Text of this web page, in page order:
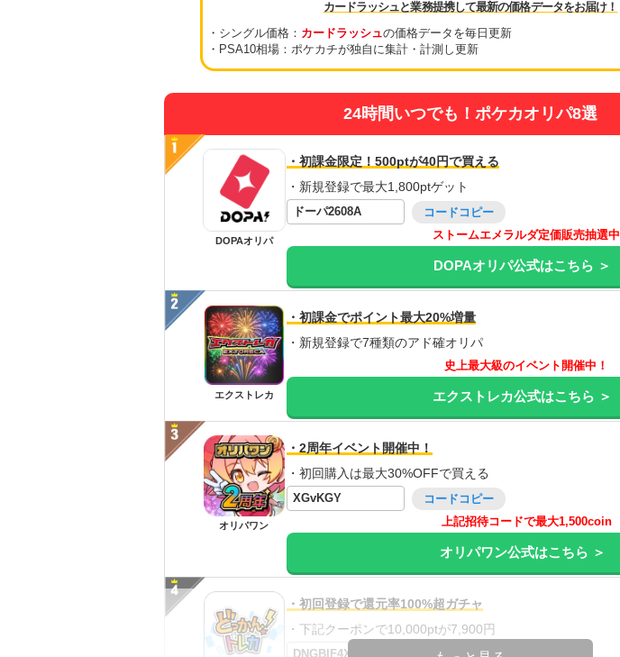
カードラッシュと業務提携して最新の価格データをお届け！
・シングル価格： カードラッシュの価格データを毎日更新
・PSA10相場：ポケカチが独自に集計・計測し更新
24時間いつでも！ポケカオリパ8選
DOPAオリパ
・初課金限定！500ptが40円で買える
・新規登録で最大1,800ptゲット
ドーパ2608A
コードコピー
ストームエメラルダ定価販売抽選中
DOPAオリパ公式はこちら ＞
エクストレカ
・初課金でポイント最大20%増量
・新規登録で7種類のアド確オリパ
史上最大級のイベント開催中！
エクストレカ公式はこちら ＞
オリパワン
・2周年イベント開催中！
・初回購入は最大30%OFFで買える
XGvKGY
コードコピー
上記招待コードで最大1,500coin
オリパワン公式はこちら ＞
・初回登録で還元率100%超ガチャ
・下記クーポンで10,000ptが7,900円
DNGBIF4X
コードコピー